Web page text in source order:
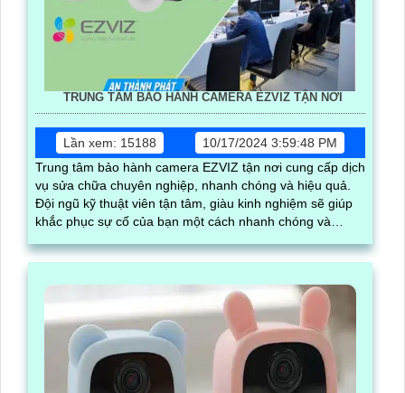
TRUNG TÂM BẢO HÀNH CAMERA EZVIZ TẬN NƠI
Lần xem: 15188
10/17/2024 3:59:48 PM
Trung tâm bảo hành camera EZVIZ tận nơi cung cấp dịch
vụ sửa chữa chuyên nghiệp, nhanh chóng và hiệu quả.
Đội ngũ kỹ thuật viên tận tâm, giàu kinh nghiệm sẽ giúp
khắc phục sự cố của bạn một cách nhanh chóng và